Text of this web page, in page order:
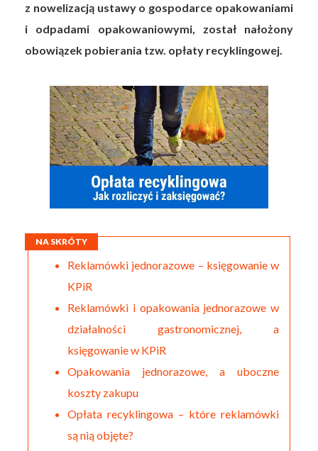
z nowelizacją ustawy o gospodarce opakowaniami
i odpadami opakowaniowymi, został nałożony
obowiązek pobierania tzw. opłaty recyklingowej.
NA SKRÓTY
Reklamówki jednorazowe – księgowanie w
KPiR
Reklamówki i opakowania jednorazowe w
działalności gastronomicznej, a
księgowanie w KPiR
Opakowania jednorazowe, a uboczne
koszty zakupu
Opłata recyklingowa – które reklamówki
są nią objęte?